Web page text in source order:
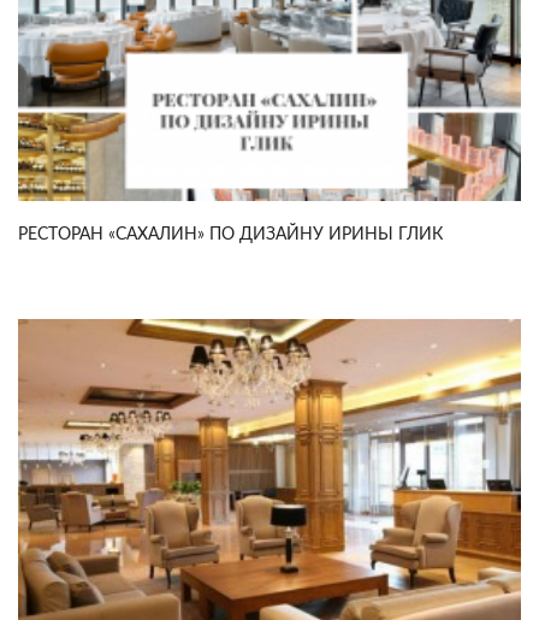
РЕСТОРАН «САХАЛИН» ПО ДИЗАЙНУ ИРИНЫ ГЛИК